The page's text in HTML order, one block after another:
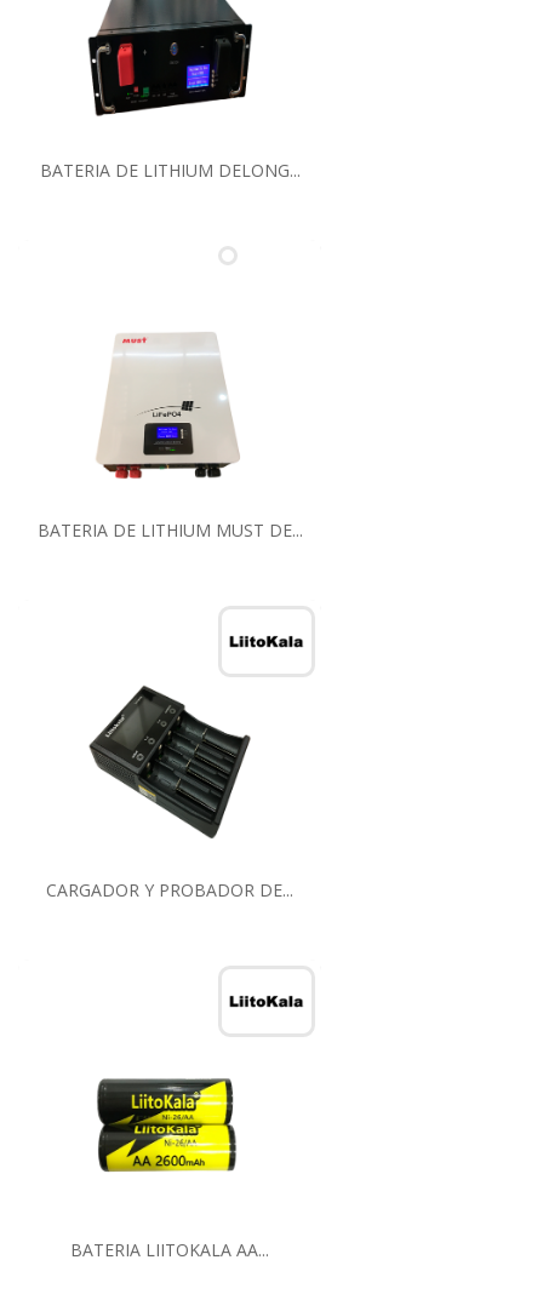
BATERIA DE LITHIUM DELONG...
BATERIA DE LITHIUM MUST DE...
CARGADOR Y PROBADOR DE...
BATERIA LIITOKALA AA...